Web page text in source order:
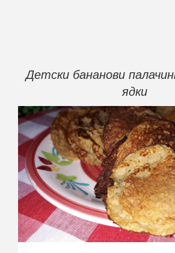
Детски бананови
ядки